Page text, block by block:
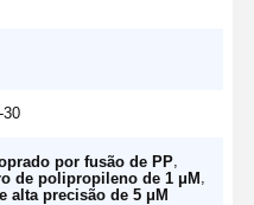
30
por fusão de PP
de polipropileno de 1 μM
alta precisão de 5 μM